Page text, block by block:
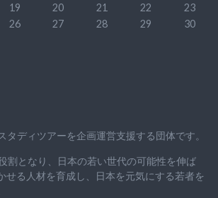
19 20 21 22
23
26 27 28 29
30
ディツアーを企画運営支援する団体です。
割となり、日本の若い世代の可能性を伸ば
せる人材を育成し、日本を元気にする若者を